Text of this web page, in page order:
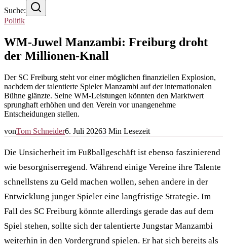
Suche:
Politik
WM-Juwel Manzambi: Freiburg droht
der Millionen-Knall
Der SC Freiburg steht vor einer möglichen finanziellen Explosion,
nachdem der talentierte Spieler Manzambi auf der internationalen
Bühne glänzte. Seine WM-Leistungen könnten den Marktwert
sprunghaft erhöhen und den Verein vor unangenehme
Entscheidungen stellen.
vonTom Schneider6. Juli 20263 Min Lesezeit
Die Unsicherheit im Fußballgeschäft ist ebenso faszinierend
wie besorgniserregend. Während einige Vereine ihre Talente
schnellstens zu Geld machen wollen, sehen andere in der
Entwicklung junger Spieler eine langfristige Strategie. Im
Fall des SC Freiburg könnte allerdings gerade das auf dem
Spiel stehen, sollte sich der talentierte Jungstar Manzambi
weiterhin in den Vordergrund spielen. Er hat sich bereits als